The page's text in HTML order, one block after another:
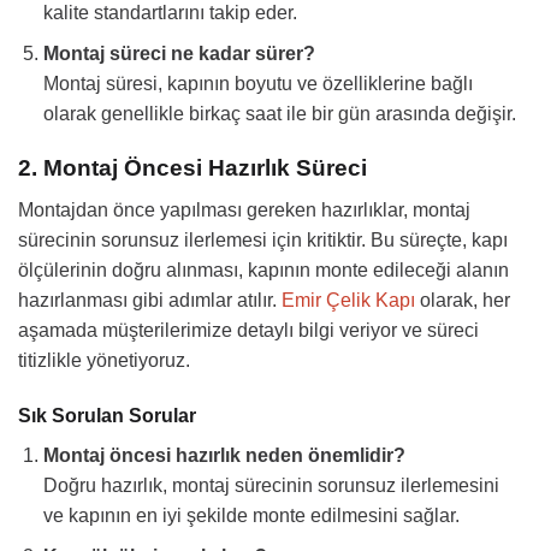
kalite standartlarını takip eder.
Montaj süreci ne kadar sürer?
Montaj süresi, kapının boyutu ve özelliklerine bağlı
olarak genellikle birkaç saat ile bir gün arasında değişir.
2. Montaj Öncesi Hazırlık Süreci
Montajdan önce yapılması gereken hazırlıklar, montaj
sürecinin sorunsuz ilerlemesi için kritiktir. Bu süreçte, kapı
ölçülerinin doğru alınması, kapının monte edileceği alanın
hazırlanması gibi adımlar atılır. Emir Çelik Kapı olarak, her
aşamada müşterilerimize detaylı bilgi veriyor ve süreci
titizlikle yönetiyoruz.
Sık Sorulan Sorular
Montaj öncesi hazırlık neden önemlidir?
Doğru hazırlık, montaj sürecinin sorunsuz ilerlemesini
ve kapının en iyi şekilde monte edilmesini sağlar.